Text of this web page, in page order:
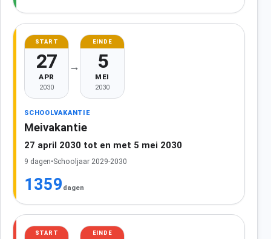
START
27
APR
2030
→
EINDE
5
MEI
2030
SCHOOLVAKANTIE
Meivakantie
27 april 2030 tot en met 5 mei 2030
9 dagen•Schooljaar 2029-2030
1359 dagen
START EINDE